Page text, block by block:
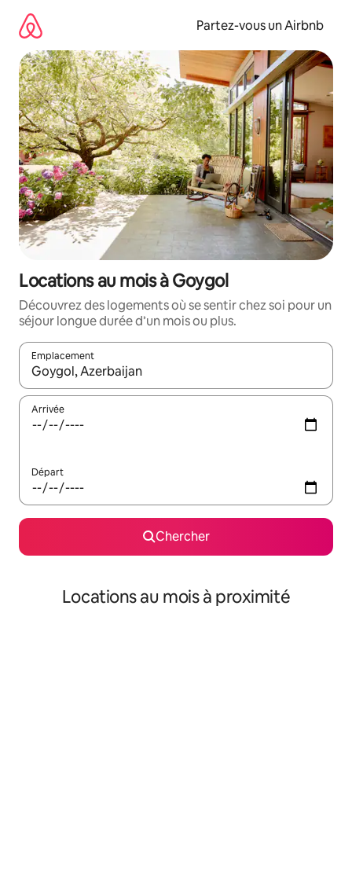
directement
contenu
Partez-vous un Airbnb
Locations au mois à Goygol
Découvrez des logements où se sentir chez soi pour un
séjour longue durée d’un mois ou plus.
Emplacement
Quand les résultats sont affichés, parcourez-les en utilisant
Arrivée
Départ
Chercher
Locations au mois à proximité